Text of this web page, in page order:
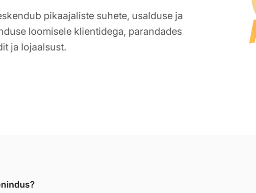
pikaajaliste suhete, usalduse ja
loomisele klientidega, parandades
ja lojaalsust.